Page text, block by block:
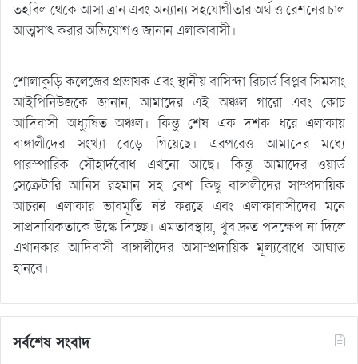
তহবিল থেকে আসা ত্রান এবং অন্যান্য সহযোগীতার অর্থ ও রেশনের চাল
আত্মসাৎ করার অভিযোগও জানান এলাকাবাসী।
শোলাকুড়ি কলেজের প্রভাষক এবং স্থানীয় বাসিন্দা রিচার্ড বিপ্লব সিমসাং
আইপিনিউজকে জানান, আমাদের এই অঞ্চল গারো এবং কোচ
আদিবাসী অধ্যুষিত অঞ্চল। কিন্তু শেষ এক দশক ধরে এলাকায়
বাঙ্গালীদের সংখ্যা বেড়ে গিয়েছে। এরপরেও আমাদের মধ্যে
পারস্পারিক সৌহার্দবোধ এখনো আছে। কিন্তু আমাদের ওয়ার্ড
সেক্রেটারি আনিস রহমান সহ বেশ কিছু বাঙ্গালীদের সাম্প্রদায়িক
আচরন এলাকার ভাবমূর্তি নষ্ট করছে এবং এলাকাবাসীদের মনে
সাপ্রদায়িকতাকে উস্কে দিচ্ছে। এমতাবস্থায়, খুব দ্রুত পদক্ষেপ না দিলে
এখানকার আদিবাসী বাঙ্গালীদের অসাম্প্রদায়িক মূল্যবোধে আঘাত
হানবে।
সর্বশেষ সংবাদ